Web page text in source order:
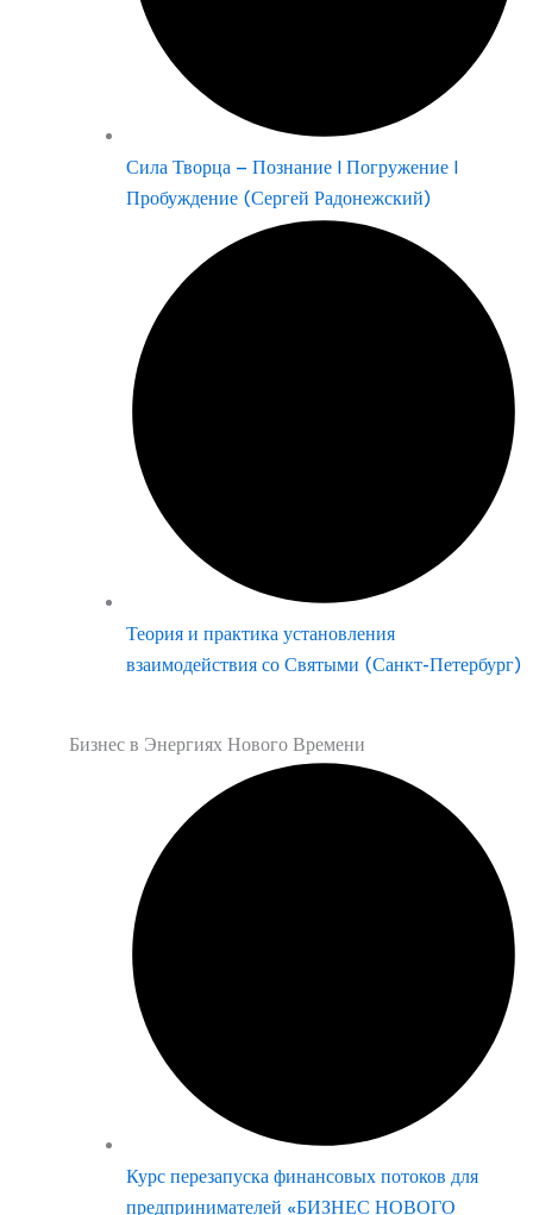
Сила Творца – Познание | Погружение |
Пробуждение (Сергей Радонежский)
Теория и практика установления
взаимодействия со Святыми (Санкт-Петербург)
Бизнес в Энергиях Нового Времени
Курс перезапуска финансовых потоков для
предпринимателей «БИЗНЕС НОВОГО